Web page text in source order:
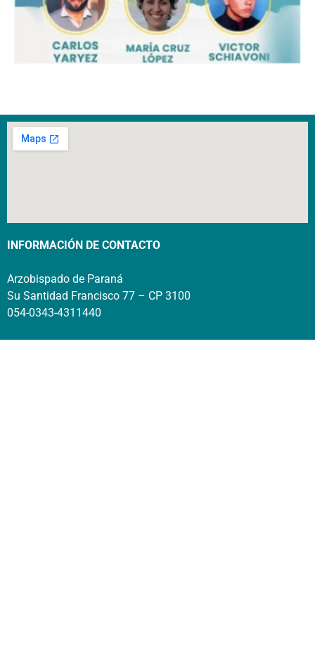
INFORMACIÓN DE CONTACTO
Arzobispado de Paraná
Su Santidad Francisco 77 – CP 3100
054-0343-4311440